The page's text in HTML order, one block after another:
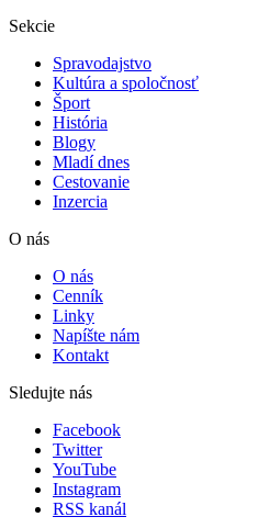
Sekcie
Spravodajstvo
Kultúra a spoločnosť
Šport
História
Blogy
Mladí dnes
Cestovanie
Inzercia
O nás
O nás
Cenník
Linky
Napíšte nám
Kontakt
Sledujte nás
Facebook
Twitter
YouTube
Instagram
RSS kanál